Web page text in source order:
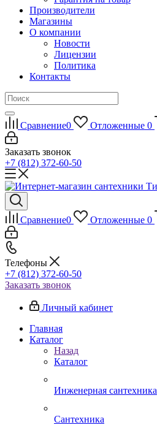
Производители
Магазины
О компании
Новости
Лицензии
Политика
Контакты
Сравнение0 Отложенные 0
Заказать звонок
+7 (812) 372-60-50
Сравнение0 Отложенные 0
Телефоны
+7 (812) 372-60-50
Заказать звонок
Личный кабинет
Главная
Каталог
Назад
Каталог
Инженерная сантехника
Сантехника